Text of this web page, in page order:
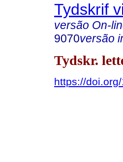
Tydskrif
versão On-
9070versão
Tydskr.
https://